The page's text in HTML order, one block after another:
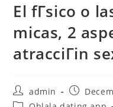
El fГ­sico o
micas, 2
atracciГіn
admin